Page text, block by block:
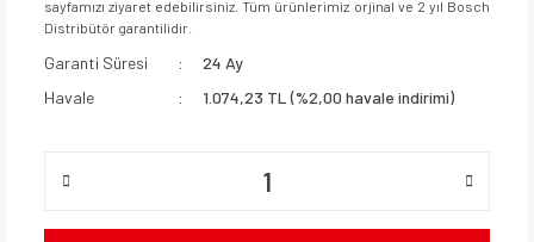
sayfamızı ziyaret edebilirsiniz. Tüm ürünlerimiz orjinal ve 2 yıl Bosch
Distribütör garantilidir.
Garanti Süresi
24 Ay
Havale
1.074,23 TL (%2,00 havale indirimi)